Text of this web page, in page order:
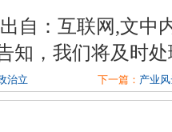
自：互联网,文中
知，我们将及时
治立 下一篇： 产业